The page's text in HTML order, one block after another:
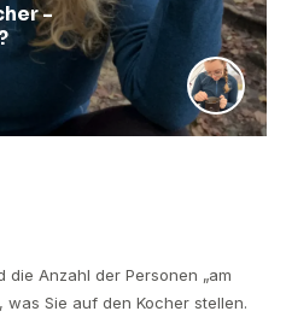
-
Anzahl der Personen „am
was Sie auf den Kocher stellen.